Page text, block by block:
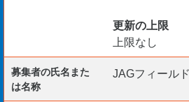
更新の上限
上限なし
募集者の氏名また
は名称
JAGフィール